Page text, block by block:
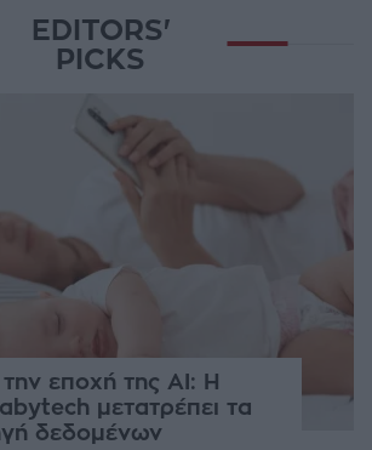
EDITORS'
PICKS
την εποχή της AI: Η
μετατρέπει τα
δεδομένων